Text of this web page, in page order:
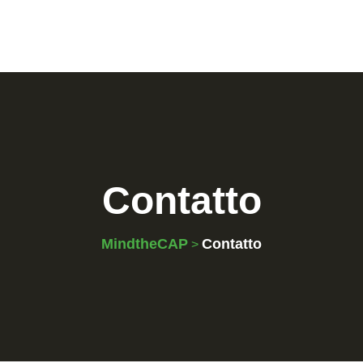
Contatto
MindtheCAP > Contatto